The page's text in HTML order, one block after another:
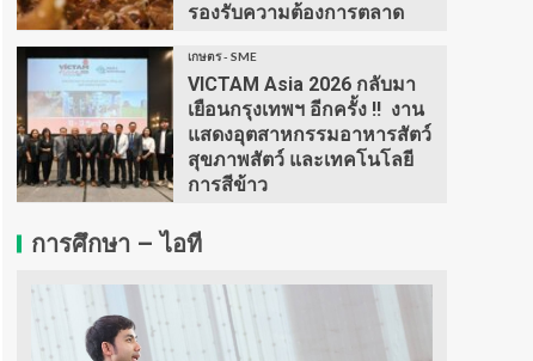
รองรับความต้องการตลาด
เกษตร - SME
VICTAM Asia 2026 กลับมา
เยือนกรุงเทพฯ อีกครั้ง !! งาน
แสดงอุตสาหกรรมอาหารสัตว์
สุขภาพสัตว์ และเทคโนโลยี
การสีข้าว
การศึกษา – ไอที